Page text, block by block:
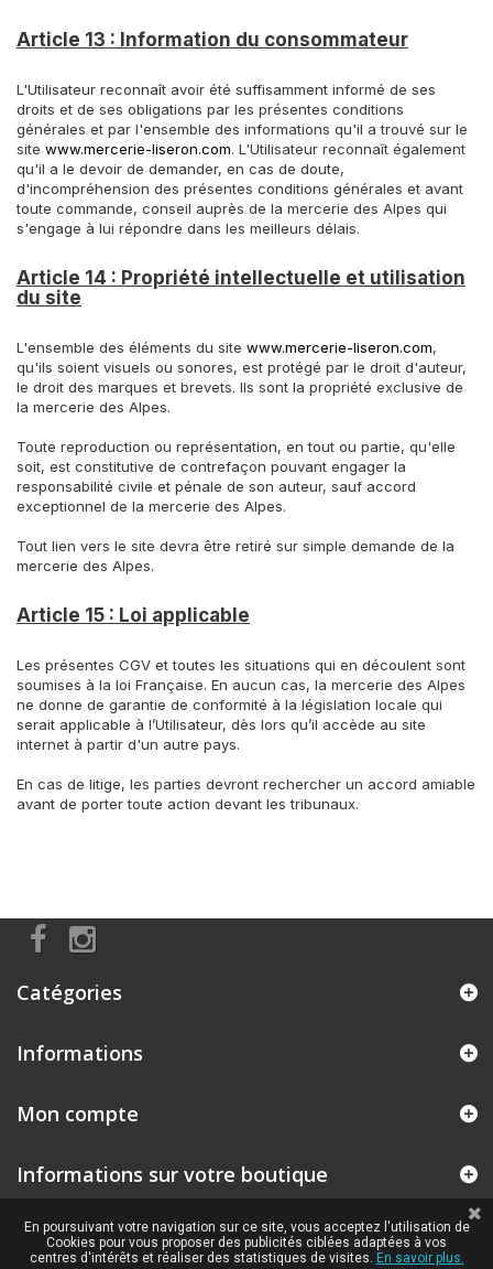
Article 13 : Information du consommateur
L'Utilisateur reconnaît avoir été suffisamment informé de ses
droits et de ses obligations par les présentes conditions
générales et par l'ensemble des informations qu'il a trouvé sur le
site www.mercerie-liseron.com. L'Utilisateur reconnaît également
qu'il a le devoir de demander, en cas de doute,
d'incompréhension des présentes conditions générales et avant
toute commande, conseil auprès de la mercerie des Alpes qui
s'engage à lui répondre dans les meilleurs délais.
Article 14 : Propriété intellectuelle et utilisation
du site
L'ensemble des éléments du site www.mercerie-liseron.com,
qu'ils soient visuels ou sonores, est protégé par le droit d'auteur,
le droit des marques et brevets. Ils sont la propriété exclusive de
la mercerie des Alpes.
Toute reproduction ou représentation, en tout ou partie, qu'elle
soit, est constitutive de contrefaçon pouvant engager la
responsabilité civile et pénale de son auteur, sauf accord
exceptionnel de la mercerie des Alpes.
Tout lien vers le site devra être retiré sur simple demande de la
mercerie des Alpes.
Article 15 : Loi applicable
Les présentes CGV et toutes les situations qui en découlent sont
soumises à la loi Française. En aucun cas, la mercerie des Alpes
ne donne de garantie de conformité à la législation locale qui
serait applicable à l’Utilisateur, dès lors qu’il accède au site
internet à partir d'un autre pays.
En cas de litige, les parties devront rechercher un accord amiable
avant de porter toute action devant les tribunaux.
Catégories
Informations
Mon compte
Informations sur votre boutique
En poursuivant votre navigation sur ce site, vous acceptez l'utilisation de
Cookies pour vous proposer des publicités ciblées adaptées à vos
centres d'intérêts et réaliser des statistiques de visites. En savoir plus.